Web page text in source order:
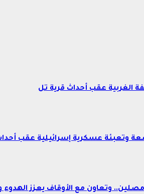
الغربية عقب أحداث قرية تل
وتعبئة عسكرية إسرائيلية عقب
وتعاون مع الأوقاف يعزز الهدوء